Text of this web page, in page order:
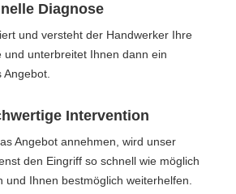
Diagnose
und versteht der Handwerker Ihre
und unterbreitet Ihnen dann ein
Angebot.
Intervention
Angebot annehmen, wird unser
den Eingriff so schnell wie möglich
und Ihnen bestmöglich weiterhelfen.